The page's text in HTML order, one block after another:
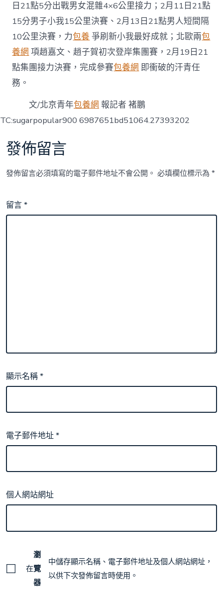
日21點5分出戰男女混雜4×6公里接力；2月11日21點
15分男子小我15公里決賽、2月13日21點男人短間隔
10公里決賽，力包養 爭刷新小我最好成就；北歐兩包
養網 項趙嘉文、趙子賀初次登岸集團賽，2月19日21
點集團接力決賽，完成參賽包養網 即衝破的汗青任
務。
文/北京青年包養網 報記者 褚鵬
TC:sugarpopular900 6987651bd51064.27393202
發佈留言
發佈留言必須填寫的電子郵件地址不會公開。 必填欄位標示為*
留言*
顯示名稱*
電子郵件地址*
個人網站網址
在
瀏
覽
器
中儲存顯示名稱、電子郵件地址及個人網站網址，
以供下次發佈留言時使用。